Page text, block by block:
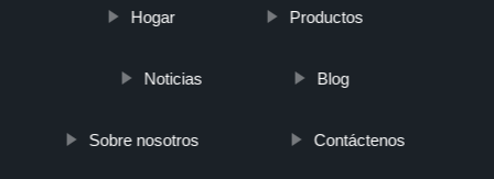
Hogar Productos
Noticias Blog
Sobre nosotros Contáctenos